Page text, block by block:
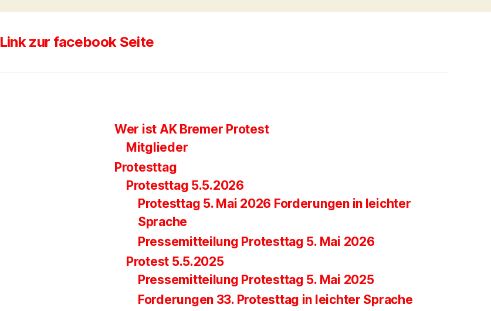
Link zur facebook Seite
Wer ist AK Bremer Protest
Mitglieder
Protesttag
Protesttag 5.5.2026
Protesttag 5. Mai 2026 Forderungen in leichter
Sprache
Pressemitteilung Protesttag 5. Mai 2026
Protest 5.5.2025
Pressemitteilung Protesttag 5. Mai 2025
Forderungen 33. Protesttag in leichter Sprache